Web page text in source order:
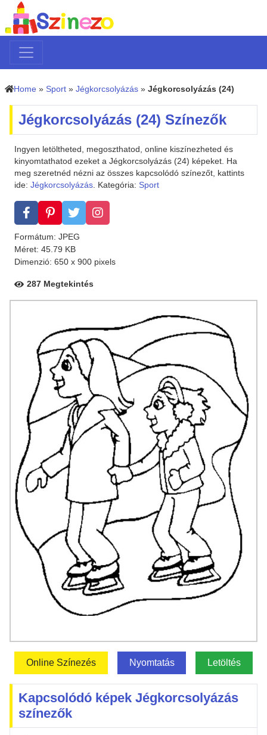
Home » Sport » Jégkorcsolyázás » Jégkorcsolyázás (24)
Jégkorcsolyázás (24) Színezők
Ingyen letöltheted, megoszthatod, online kiszínezheted és
kinyomtathatod ezeket a Jégkorcsolyázás (24) képeket. Ha
meg szeretnéd nézni az összes kapcsolódó színezőt, kattints
ide: Jégkorcsolyázás. Kategória: Sport
Formátum: JPEG
Méret: 45.79 KB
Dimenzió: 650 x 900 pixels
287 Megtekintés
Online Színezés Nyomtatás Letöltés
Kapcsolódó képek Jégkorcsolyázás
színezők